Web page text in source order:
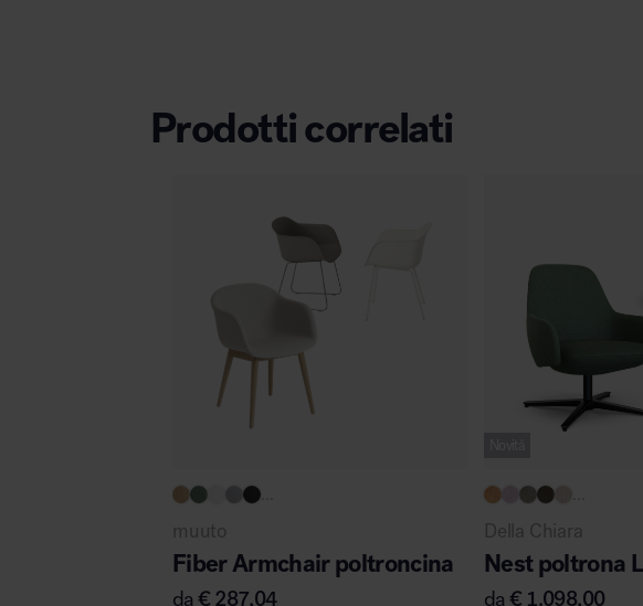
Prodotti correlati
muuto
Fiber Armchair poltroncina
da€ 287,04
Della Chiara
Nest poltrona
da€ 1.098,00